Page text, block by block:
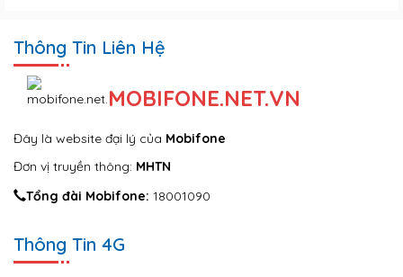
Thông Tin Liên Hệ
MOBIFONE.NET.VN
Đây là website đại lý của Mobifone
Đơn vị truyền thông: MHTN
Tổng đài Mobifone: 18001090
Thông Tin 4G